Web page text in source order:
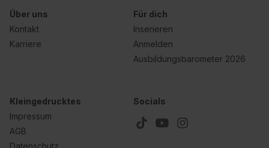
Über uns
Kontakt
Karriere
Für dich
Inserieren
Anmelden
Ausbildungsbarometer 2026
Kleingedrucktes
Impressum
AGB
Datenschutz
Socials